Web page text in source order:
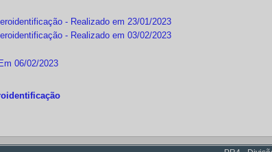
- Realizado em 23/01/2023
- Realizado em 03/02/2023
06/02/2023